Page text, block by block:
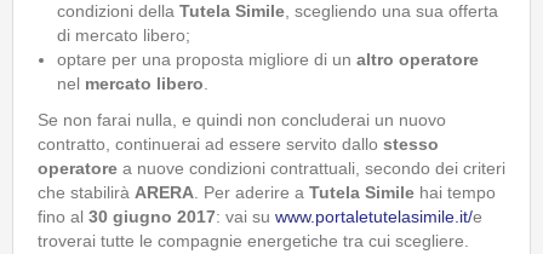
condizioni della Tutela Simile , scegliendo una sua offerta
di mercato libero;
optare per una proposta migliore di un altro operatore
nel mercato libero
Se non farai nulla, e quindi non concluderai un nuovo
contratto, continuerai ad essere servito dallo stesso
operatore a nuove condizioni contrattuali, secondo dei criteri
che stabilirà ARERA . Per aderire a Tutela Simile hai tempo
fino al 30 giugno 2017: vai su www.portaletutelasimile.it/e
troverai tutte le compagnie energetiche tra cui scegliere.